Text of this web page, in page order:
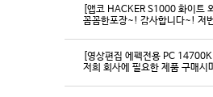
[앱코 HACKER S1000 화이트
꼼꼼한포장~! 감사합니다~! 저
[영상편집 에펙전용 PC